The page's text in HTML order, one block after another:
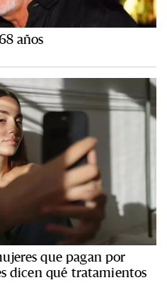
años
que pagan por
dicen qué tratamientos